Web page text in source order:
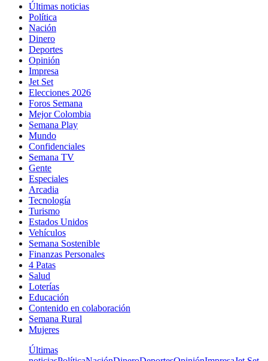
Últimas noticias
Política
Nación
Dinero
Deportes
Opinión
Impresa
Jet Set
Elecciones 2026
Foros Semana
Mejor Colombia
Semana Play
Mundo
Confidenciales
Semana TV
Gente
Especiales
Arcadia
Tecnología
Turismo
Estados Unidos
Vehículos
Semana Sostenible
Finanzas Personales
4 Patas
Salud
Loterías
Educación
Contenido en colaboración
Semana Rural
Mujeres
Últimas